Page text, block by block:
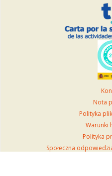
Nota
Polityka
Warunki
Polityka
Społeczna